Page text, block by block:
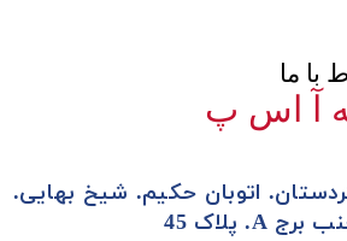
کردستان. اتوبان حکیم. شیخ بهایی.
آ اس پ
با ما